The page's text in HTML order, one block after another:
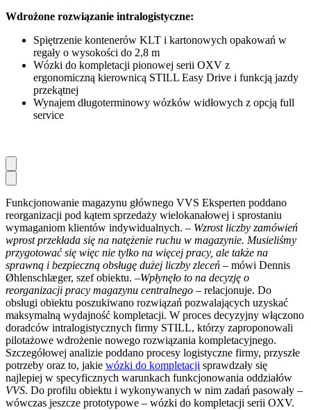
Wdrożone rozwiązanie intralogistyczne:
Spiętrzenie kontenerów KLT i kartonowych opakowań w
regały o wysokości do 2,8 m
Wózki do kompletacji pionowej serii OXV z
ergonomiczną kierownicą STILL Easy Drive i funkcją jazdy
przekątnej
Wynajem długoterminowy wózków widłowych z opcją full
service
Funkcjonowanie magazynu głównego VVS Eksperten poddano
reorganizacji pod kątem sprzedaży wielokanałowej i sprostaniu
wymaganiom klientów indywidualnych. – Wzrost liczby zamówień
wprost przekłada się na natężenie ruchu w magazynie. Musieliśmy
przygotować się więc nie tylko na więcej pracy, ale także na
sprawną i bezpieczną obsługę dużej liczby zleceń – mówi Dennis
Øhlenschlæger, szef obiektu. –Wpłynęło to na decyzję o
reorganizacji pracy magazynu centralnego – relacjonuje. Do
obsługi obiektu poszukiwano rozwiązań pozwalających uzyskać
maksymalną wydajność kompletacji. W proces decyzyjny włączono
doradców intralogistycznych firmy STILL, którzy zaproponowali
pilotażowe wdrożenie nowego rozwiązania kompletacyjnego.
Szczegółowej analizie poddano procesy logistyczne firmy, przyszłe
potrzeby oraz to, jakie wózki do kompletacji sprawdzały się
najlepiej w specyficznych warunkach funkcjonowania oddziałów
VVS. Do profilu obiektu i wykonywanych w nim zadań pasowały –
wówczas jeszcze prototypowe – wózki do kompletacji serii OXV.